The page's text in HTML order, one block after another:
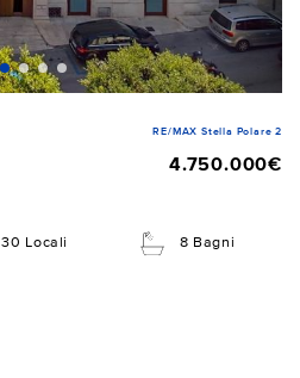
RE/MAX Stella Polare 2
4.750.000€
30 Locali 8 Bagni